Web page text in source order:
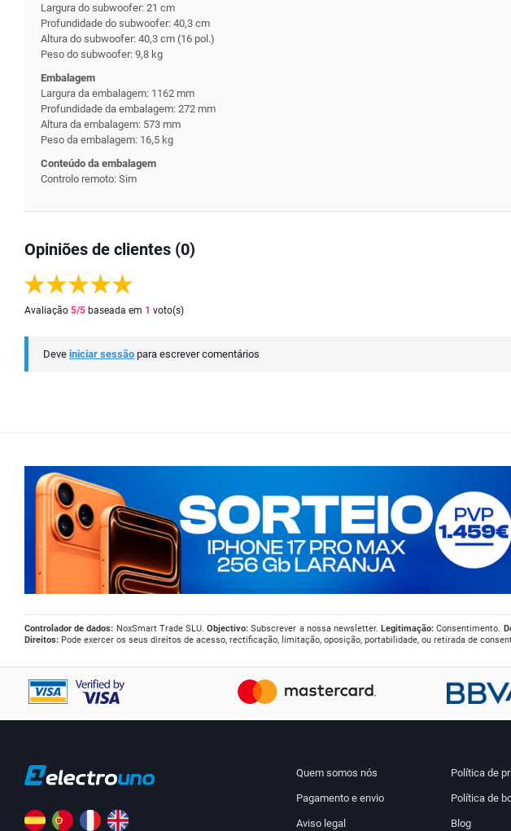
Largura do subwoofer: 21 cm
Profundidade do subwoofer: 40,3 cm
Altura do subwoofer: 40,3 cm (16 pol.)
Peso do subwoofer: 9,8 kg
Embalagem
Largura da embalagem: 1162 mm
Profundidade da embalagem: 272 mm
Altura da embalagem: 573 mm
Peso da embalagem: 16,5 kg
Conteúdo da embalagem
Controlo remoto: Sim
Opiniões de clientes (0)
Avaliação 5/5 baseada em 1 voto(s)
Deve iniciar sessão para escrever comentários
Controlador de dados: NoxSmart Trade SLU.Objectivo: Subscrever a nossa newsletter.Legitimação: Consentimento.
Direitos: Pode exercer os seus direitos de acesso, rectificação, limitação, oposição, portabilidade, ou retirada de
Quem somos nós
Pagamento e envio
Aviso legal
Política de
Política de
Blog